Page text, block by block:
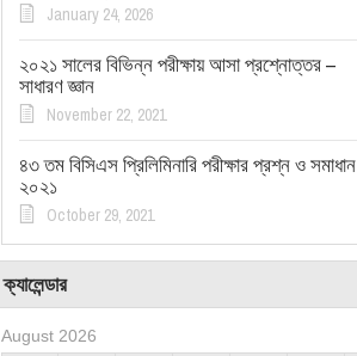
January 24, 2026
২০২১ সালের বিভিন্ন পরীক্ষায় আসা প্রশ্নোত্তর –
সাধারণ জ্ঞান
November 22, 2021
৪৩ তম বিসিএস প্রিলিমিনারি পরীক্ষার প্রশ্ন ও সমাধান
২০২১
October 29, 2021
ক্যালেন্ডার
August 2026